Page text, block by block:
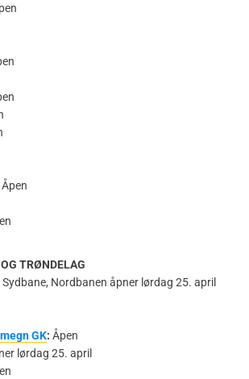
Åpen
TRØNDELAG
Sydbane, Nordbanen åpner lørdag 25. april
GK: Åpen
lørdag 25. april